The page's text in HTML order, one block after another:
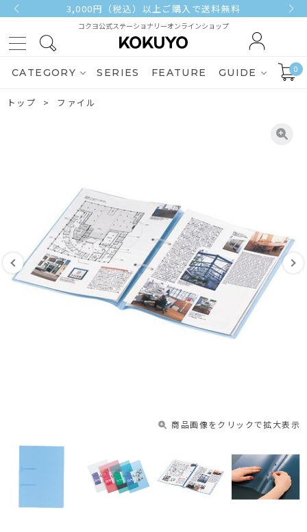
3,000円（税込）以上ご購入で送料無料
コクヨ公式ステーショナリーオンラインショップ
CATEGORY SERIES FEATURE GUIDE 0
トップ ファイル
商品画像をクリックで拡大表示